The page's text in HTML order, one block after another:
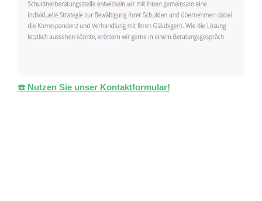
☎️ Nutzen Sie unser Kontaktformular!